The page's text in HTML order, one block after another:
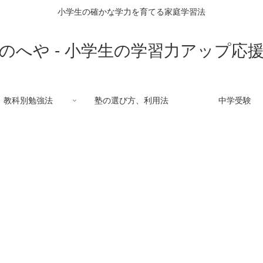
小学生の確かな学力を育てる家庭学習法
へや - 小学生の学習力アップ応
教科別勉強法 塾の選び方、利用法 中学受験